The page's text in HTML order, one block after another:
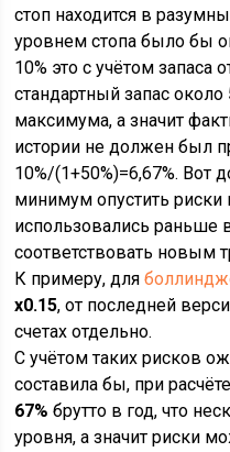
стоп находится в
уровнем стопа было бы
10% это с учётом запаса
стандартный запас около
максимума, а значит
истории не должен был
10%/(1+50%)=6,67%. Вот
минимум опустить риски
использовались раньше
соответствовать новым
К примеру, для
х0.15, от последней
счетах отдельно.
С учётом таких рисков
составила бы, при
67%брутто в год, что
уровня, а значит риски